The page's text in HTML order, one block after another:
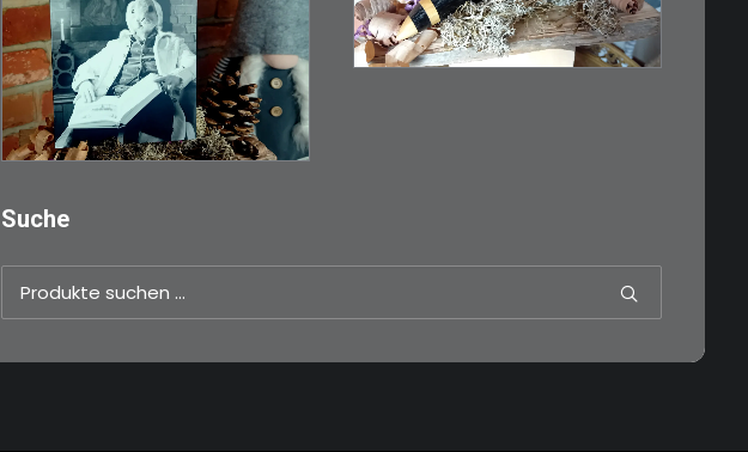
€3,00
Limitierte Auflage.
Original: Abzug von
35mm…
Kleines Schmuckmesser,
ideal als…
Suche